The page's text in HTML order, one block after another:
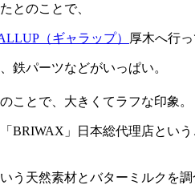
とのことで、
（ギャラップ） 厚木へ行っ
鉄パーツなどがいっぱい。
ことで、大きくてラフな印象。
BRIWAX」日本総代理店とい
う天然素材とバターミルクを